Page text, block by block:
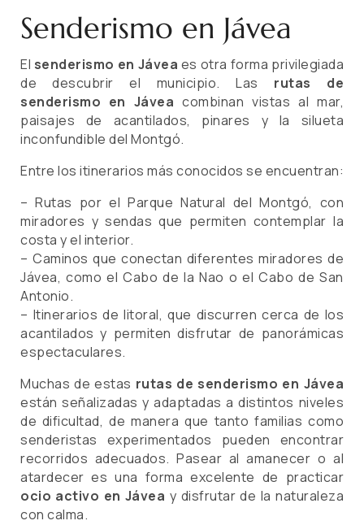
Senderismo en Jávea
El senderismo en Jávea es otra forma privilegiada
de descubrir el municipio. Las rutas de
senderismo en Jávea combinan vistas al mar,
paisajes de acantilados, pinares y la silueta
inconfundible del Montgó.
Entre los itinerarios más conocidos se encuentran:
– Rutas por el Parque Natural del Montgó, con
miradores y sendas que permiten contemplar la
costa y el interior.
– Caminos que conectan diferentes miradores de
Jávea, como el Cabo de la Nao o el Cabo de San
Antonio.
– Itinerarios de litoral, que discurren cerca de los
acantilados y permiten disfrutar de panorámicas
espectaculares.
Muchas de estas rutas de senderismo en Jávea
están señalizadas y adaptadas a distintos niveles
de dificultad, de manera que tanto familias como
senderistas experimentados pueden encontrar
recorridos adecuados. Pasear al amanecer o al
atardecer es una forma excelente de practicar
ocio activo en Jávea y disfrutar de la naturaleza
con calma.